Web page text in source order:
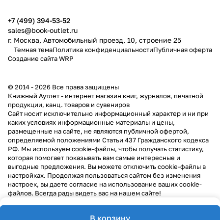
В корзину
+7 (499) 394-53-52
sales@book-outlet.ru
г. Москва, Автомобильный проезд, 10, строение 25
Темная темаПолитика конфиденциальностиПубличная оферта
Создание сайтаWRP
© 2014 - 2026 Все права защищены
Книжный Аутлет - интернет магазин книг, журналов, печатной
продукции, канц. товаров и сувениров
Cайт носит исключительно информационный характер и ни при
каких условиях информационные материалы и цены,
размещенные на сайте, не являются публичной офертой,
определяемой положениями Статьи 437 Гражданского кодекса
РФ. Мы используем cookie-файлы, чтобы получать статистику,
которая помогает показывать вам самые интересные и
выгодные предложения. Вы можете отключить cookie-файлы в
настройках. Продолжая пользоваться сайтом без изменения
настроек, вы даете согласие на использование ваших cookie-
файлов. Всегда рады видеть вас на нашем сайте!